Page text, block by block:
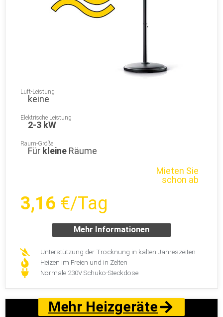
Luft-Leistung
keine
Elektrische Leistung
2-3 kW
Raum-Größe
Für kleine Räume
Mieten Sie
schon ab
3,16 €/Tag
Mehr Informationen
Unterstützung der Trocknung in kalten Jahreszeiten
Heizen im Freien und in Zelten
Normale 230V Schuko-Steckdose
Mehr Heizgeräte